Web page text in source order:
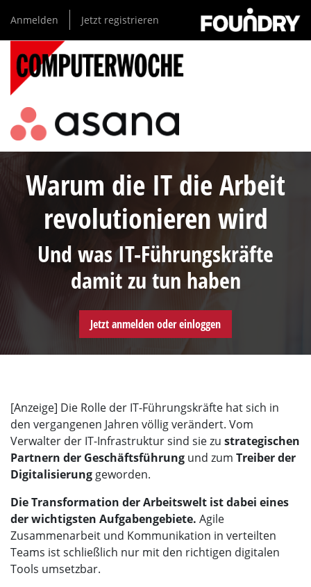
zum
Inhalt
Anmelden Jetzt registrieren
Warum die IT die Arbeit
revolutionieren wird
Und was IT-Führungskräfte
damit zu tun haben
Jetzt anmelden oder einloggen
[Anzeige] Die Rolle der IT-Führungskräfte hat sich in
den vergangenen Jahren völlig verändert. Vom
Verwalter der IT-Infrastruktur sind sie zu strategischen
Partnern der Geschäftsführung und zum Treiber der
Digitalisierung geworden.
Die Transformation der Arbeitswelt ist dabei eines
der wichtigsten Aufgabengebiete. Agile
Zusammenarbeit und Kommunikation in verteilten
Teams ist schließlich nur mit den richtigen digitalen
Tools umsetzbar.